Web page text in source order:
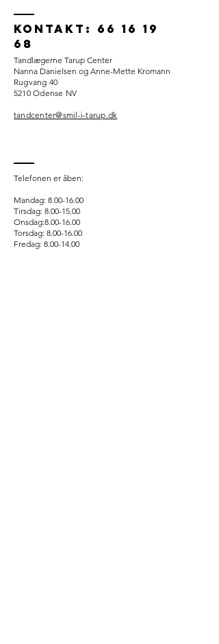
Kontakt: 66 16 19
68
Tandlægerne Tarup Center
Nanna Danielsen og Anne-Mette Kromann
Rugvang 40
5210 Odense NV
tandcenter@smil-i-tarup.dk
Telefonen er åben:
Mandag: 8.00-16.00
Tirsdag: 8.00-15.00
Onsdag:8.00-16.00
Torsdag: 8.00-16.00
Fredag: 8.00-14.00